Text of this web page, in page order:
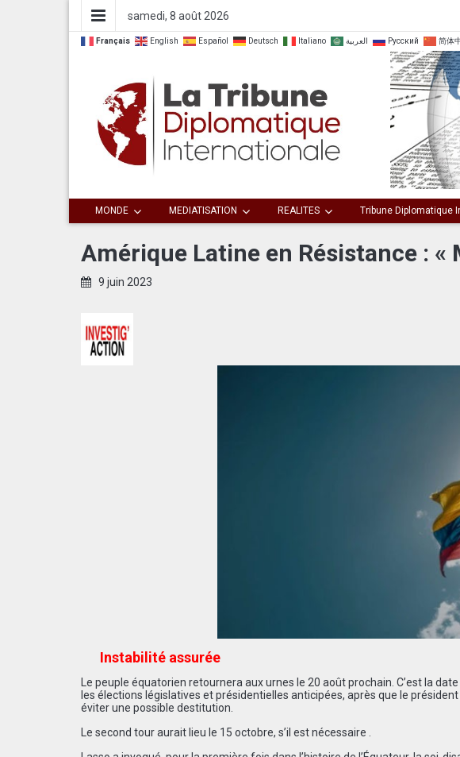
samedi, 8 août 2026
Français English Español Deutsch Italiano العربية Русский 简体
La Tribune
Diplomatique
Internationale
MONDE MEDIATISATION REALITES Tribune Diplomatique
Amérique Latine en Résistance : «
9 juin 2023
Instabilité assurée
Le peuple équatorien retournera aux urnes le 20 août prochain. C’est la
les élections législatives et présidentielles anticipées, après que le
éviter une possible destitution.
Le second tour aurait lieu le 15 octobre, s’il est nécessaire .